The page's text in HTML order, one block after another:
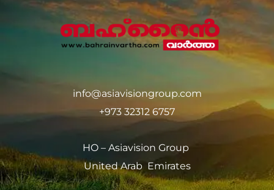
info@asiavisiongroup.com
+973 32312 6757
HO – Asiavision Group
United Arab Emirates